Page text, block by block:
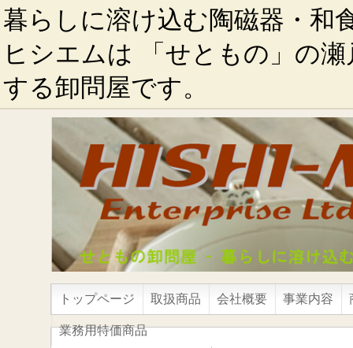
暮らしに溶け込む陶磁器・
ヒシエムは 「せともの」の
する卸問屋です。
トップページ 取扱商品 会社概要 事業内容
業務用特価商品